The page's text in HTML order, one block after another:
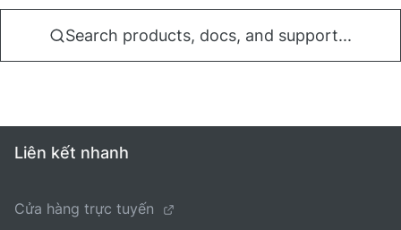
Search products, docs, and support...
Liên kết nhanh
Cửa hàng trực tuyến